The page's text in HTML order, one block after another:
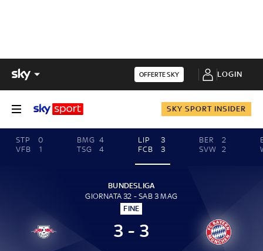
OFFERTE SKY LOGIN
SKY SPORT INSIDER
STP
0
VFB
1
BMG 4
TSG
4
LIP
3
FCB
3
BER
2
SVW
2
BUNDESLIGA
GIORNATA 32 - SAB 3 MAG
FINE
3 - 3